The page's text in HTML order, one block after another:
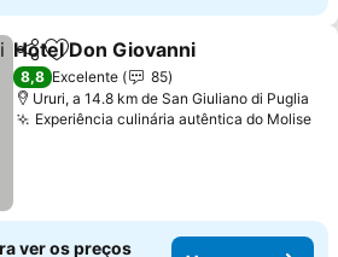
PartilharAdicionar aos favoritos
Hotel Don Giovanni
8,8 Excelente
85
Ururi, a 14.8 km de San Giuliano di Puglia
Experiência culinária autêntica do Molise
ver os preços